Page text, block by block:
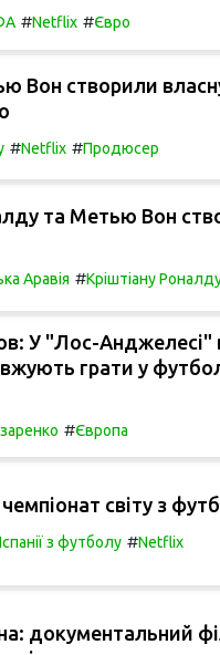
#Netflix #Євро
Вон створили
#Netflix #Продюсер
та Метью Вон
Аравія #Кріштіану
У "Лос-Анджелесі"
грати у
#Європа
світу з
з футболу #Netflix
документальний